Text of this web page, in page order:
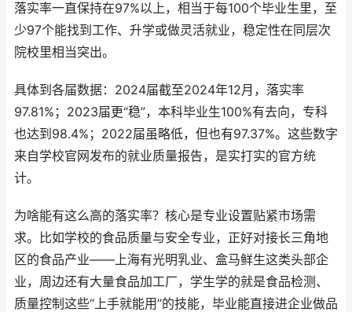
落实率一直保持在97%以上，相当于每100个毕业生里，至
少97个能找到工作、升学或做灵活就业，稳定性在同层次
院校里相当突出。
具体到各届数据：2024届截至2024年12月，落实率
97.81%；2023届更“稳”，本科毕业生100%有去向，专科
也达到98.4%；2022届虽略低，但也有97.37%。这些数字
来自学校官网发布的就业质量报告，是实打实的官方统
计。
为啥能有这么高的落实率？核心是专业设置贴紧市场需
求。比如学校的食品质量与安全专业，正好对接长三角地
区的食品产业——上海有光明乳业、盒马鲜生这类头部企
业，周边还有大量食品加工厂，学生学的就是食品检测、
质量控制这些“上手就能用”的技能，毕业能直接进企业做品